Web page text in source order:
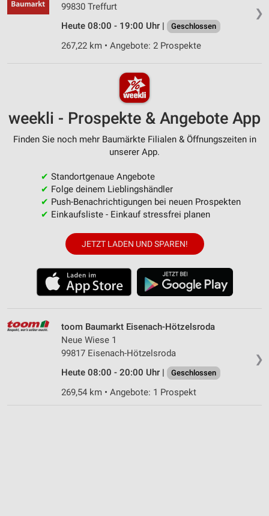
❯
99830 Treffurt
Heute 08:00 - 19:00 Uhr |
Geschlossen
267,22 km • Angebote: 2 Prospekte
weekli - Prospekte & Angebote App
Finden Sie noch mehr Baumärkte Filialen & Öffnungszeiten in
unserer App.
✔ Standortgenaue Angebote
✔ Folge deinem Lieblingshändler
✔ Push-Benachrichtigungen bei neuen Prospekten
✔ Einkaufsliste - Einkauf stressfrei planen
JETZT LADEN UND SPAREN!
❯
toom Baumarkt Eisenach-Hötzelsroda
Neue Wiese 1
99817 Eisenach-Hötzelsroda
Heute 08:00 - 20:00 Uhr |
Geschlossen
269,54 km • Angebote: 1 Prospekt